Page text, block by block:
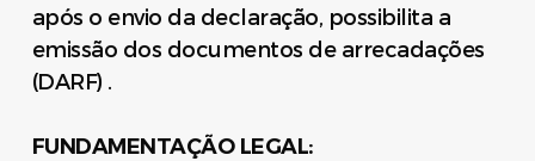
após o envio da declaração, possibilita a
emissão dos documentos de arrecadações
(DARF) .
FUNDAMENTAÇÃO LEGAL: